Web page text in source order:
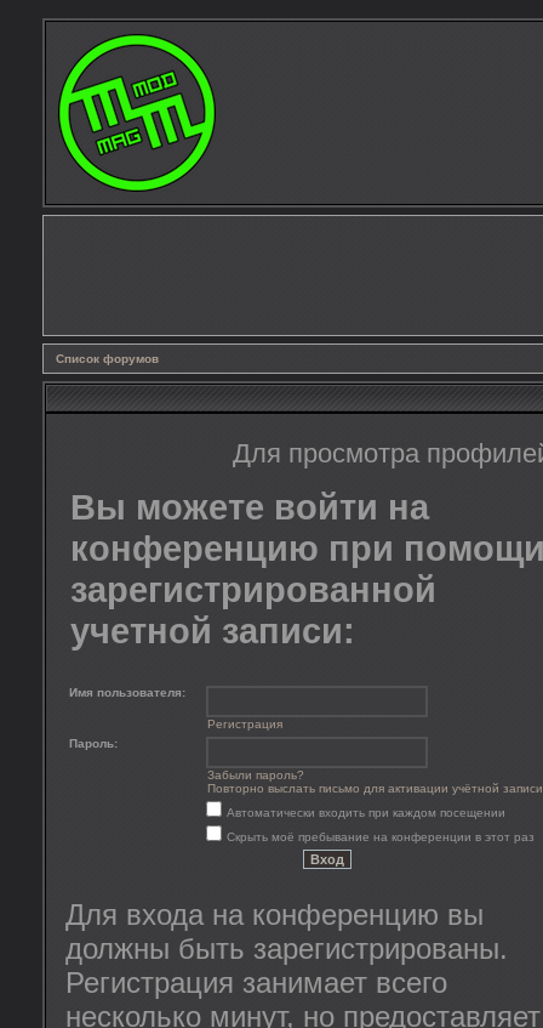
Список форумов
Для просмотра
Вы можете войти на
конференцию при
зарегистрированной
учетной записи:
Имя пользователя:
Регистрация
Пароль:
Забыли пароль?
Повторно выслать письмо для активации учётной записи
Автоматически входить при каждом посещении
Скрыть моё пребывание на конференции в этот раз
Для входа на конференцию вы
должны быть зарегистрированы.
Регистрация занимает всего
несколько минут, но предоставляет